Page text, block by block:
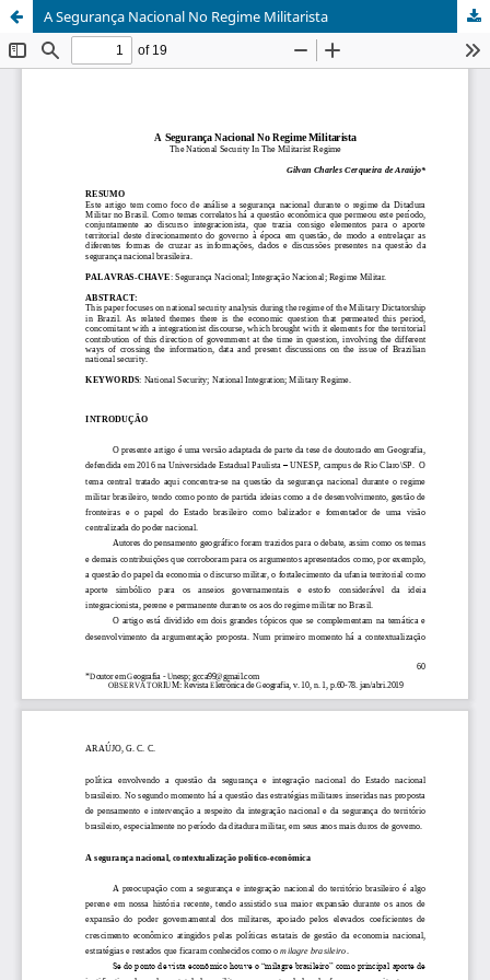
A Segurança Nacional No Regime Militarista